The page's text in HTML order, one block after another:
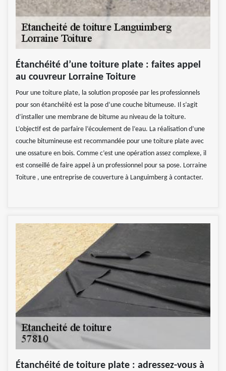
Étanchéité d’une toiture plate : faites appel
au couvreur Lorraine Toiture
Pour une toiture plate, la solution proposée par les professionnels
pour son étanchéité est la pose d’une couche bitumeuse. Il s’agit
d’installer une membrane de bitume au niveau de la toiture.
L’objectif est de parfaire l’écoulement de l’eau. La réalisation d’une
couche bitumineuse est recommandée pour une toiture plate avec
une ossature en bois. Comme c’est une opération assez complexe, il
est conseillé de faire appel à un professionnel pour sa pose. Lorraine
Toiture , une entreprise de couverture à Languimberg à contacter.
Étanchéité de toiture plate : adressez-vous à